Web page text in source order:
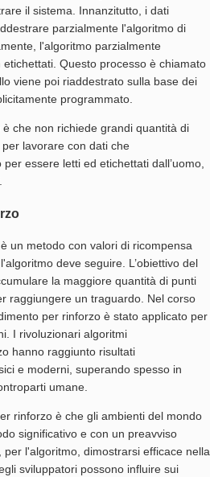
il sistema. Innanzitutto, i dati
parzialmente l'algoritmo di
l'algoritmo parzialmente
Questo processo è chiamato
viene poi riaddestrato sulla base dei
programmato.
che non richiede grandi quantità di
lavorare con dati che
essere letti ed etichettati dall’uomo,
è un metodo con valori di ricompensa
deve seguire. L’obiettivo del
la maggiore quantità di punti
raggiungere un traguardo. Nel corso
per rinforzo è stato applicato per
I rivoluzionari algoritmi
hanno raggiunto risultati
e moderni, superando spesso in
umane.
rinforzo è che gli ambienti del mondo
significativo e con un preavviso
per l'algoritmo, dimostrarsi efficace nella
sviluppatori possono influire sui